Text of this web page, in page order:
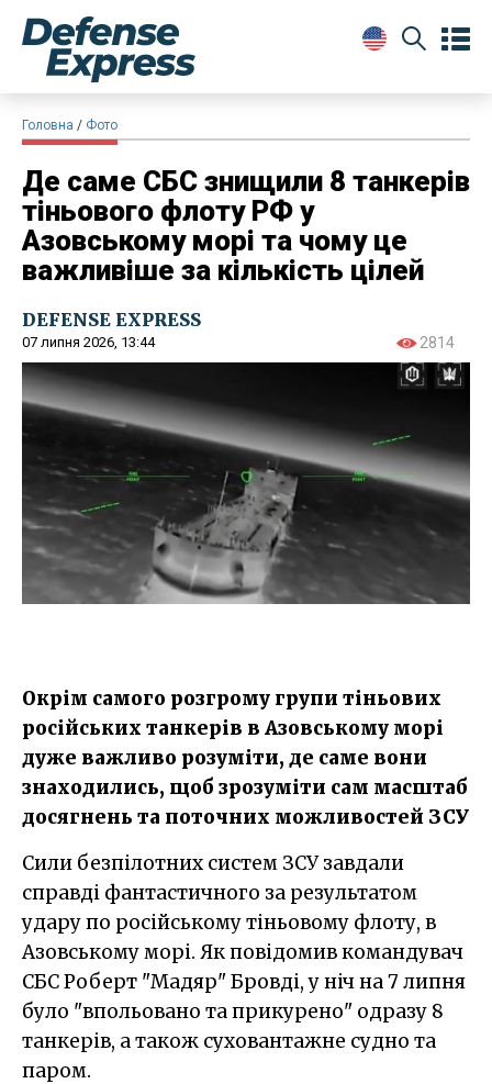
Головна Фото
Де саме СБС знищили 8 танкерів
тіньового флоту РФ у
Азовському морі та чому це
важливіше за кількість цілей
DEFENSE EXPRESS
07 липня 2026, 13:44 2814
Окрім самого розгрому групи тіньових
російських танкерів в Азовському морі
дуже важливо розуміти, де саме вони
знаходились, щоб зрозуміти сам масштаб
досягнень та поточних можливостей ЗСУ
Сили безпілотних систем ЗСУ завдали
справді фантастичного за результатом
удару по російському тіньовому флоту, в
Азовському морі. Як повідомив командувач
СБС Роберт "Мадяр" Бровді, у ніч на 7 липня
було "впольовано та прикурено" одразу 8
танкерів, а також суховантажне судно та
паром.